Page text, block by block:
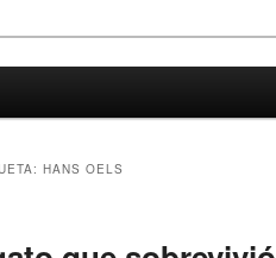
bien un poco de ciencia
HANS OELS